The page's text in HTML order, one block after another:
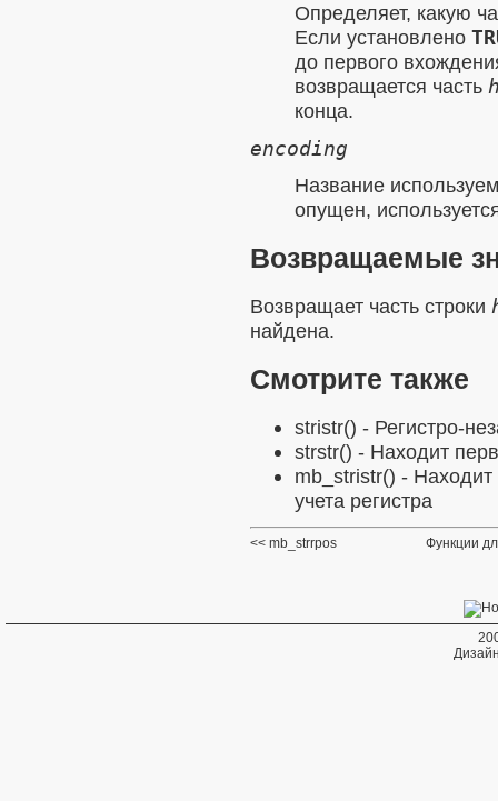
Определяет, какую
Если установлено
до первого
возвращается часть
конца.
encoding
Название
опущен,
Возвращаемые
Возвращает часть строки
найдена.
Смотрите также
stristr() - Регистро-
strstr() - Находит
mb_stristr() - Находит
учета регистра
mb_strrpos Функции